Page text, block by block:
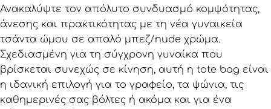
Ανακαλύψτε τον απόλυτο συνδυασμό κομψότητας,
άνεσης και πρακτικότητας με τη νέα γυναικεία
τσάντα ώμου σε απαλό μπεζ/nude χρώμα.
Σχεδιασμένη για τη σύγχρονη γυναίκα που
βρίσκεται συνεχώς σε κίνηση, αυτή η tote bag είναι
η ιδανική επιλογή για το γραφείο, τα ψώνια, τις
καθημερινές σας βόλτες ή ακόμα και για ένα